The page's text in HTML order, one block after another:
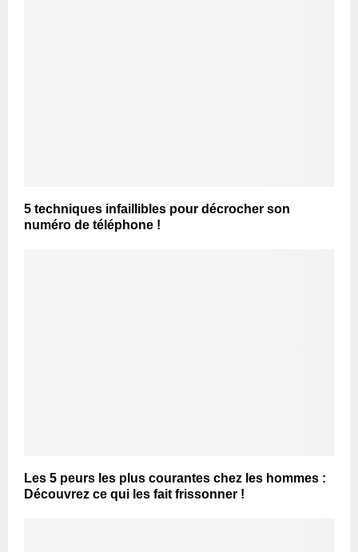
5 techniques infaillibles pour décrocher son
numéro de téléphone !
Les 5 peurs les plus courantes chez les hommes :
Découvrez ce qui les fait frissonner !